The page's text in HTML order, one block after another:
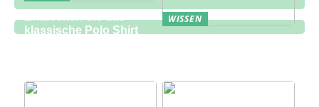
klassische Polo Shirt
WISSEN